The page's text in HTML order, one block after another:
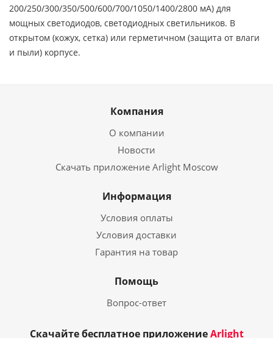
200/250/300/350/500/600/700/1050/1400/2800 мA) для
мощных светодиодов, светодиодных светильников. В
открытом (кожух, сетка) или герметичном (защита от влаги
и пыли) корпусе.
Компания
О компании
Новости
Скачать приложение Arlight Moscow
Информация
Условия оплаты
Условия доставки
Гарантия на товар
Помощь
Вопрос-ответ
Скачайте бесплатное приложениеArlight